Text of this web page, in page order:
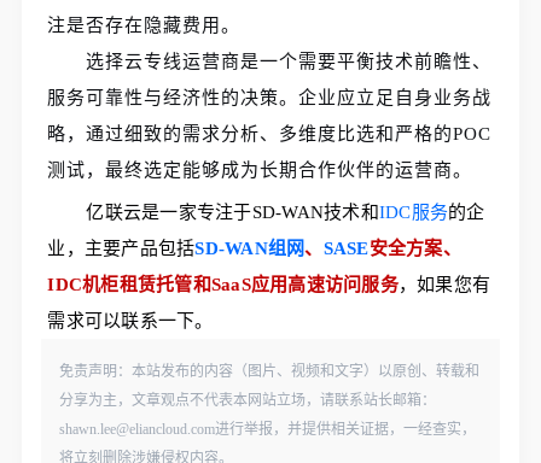
注是否存在隐藏费用。
选择云专线运营商是一个需要平衡技术前瞻性、
服务可靠性与经济性的决策。企业应立足自身业务战
略，通过细致的需求分析、多维度比选和严格的POC
测试，最终选定能够成为长期合作伙伴的运营商。
亿联云是一家专注于SD-WAN技术和IDC服务的企
业，主要产品包括SD-WAN组网、 SASE安全方案、
IDC机柜租赁托管和SaaS应用高速访问服务，如果您有
需求可以联系一下。
免责声明：本站发布的内容（图片、视频和文字）以原创、转载和
分享为主，文章观点不代表本网站立场，请联系站长邮箱：
shawn.lee@eliancloud.com进行举报，并提供相关证据，一经查实，
将立刻删除涉嫌侵权内容。